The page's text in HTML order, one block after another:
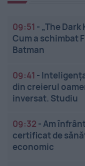
09:51 - „The Dark
Cum a schimbat
Batman
09:41 -
din creierul
inversat. Studiu
09:32 -Am
certificat de
economic